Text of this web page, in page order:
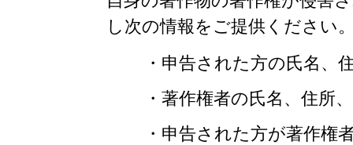
し次の情報をご提供ください
・申告された方の氏名、
・著作権者の氏名、住所
・申告された方が著作権